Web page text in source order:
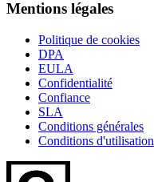
Mentions légales
Politique de cookies
DPA
EULA
Confidentialité
Confiance
SLA
Conditions générales
Conditions d'utilisation